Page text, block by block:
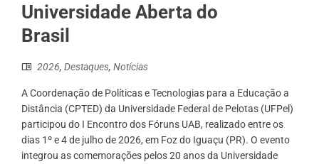
Universidade Aberta do
Brasil
2026, Destaques, Notícias
A Coordenação de Políticas e Tecnologias para a Educação a
Distância (CPTED) da Universidade Federal de Pelotas (UFPel)
participou do I Encontro dos Fóruns UAB, realizado entre os
dias 1º e 4 de julho de 2026, em Foz do Iguaçu (PR). O evento
integrou as comemorações pelos 20 anos da Universidade